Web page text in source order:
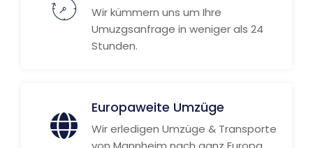
Wir kümmern uns um Ihre
Umuzgsanfrage in weniger als 24
Stunden.
Europaweite Umzüge
Wir erledigen Umzüge & Transporte